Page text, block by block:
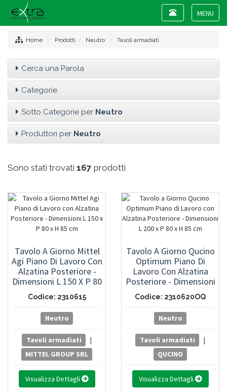
Toggle
Toggle
navigation
Home Prodotti Neutro Tavoli armadiati
Cerca una Parola
Categorie
Sotto Categorie per Neutro
Produttori per Neutro
Sono stati trovati 167 prodotti
Tavolo A Giorno Mittel
Agi Piano Di Lavoro Con
Alzatina Posteriore -
Dimensioni L 150 X P 80
X H 85 Cm
Codice: 2310615
Neutro
Tavoli armadiati
|
MITTEL GROUP SRL
Visualizza Dettagli
Tavolo A Giorno Qucino
Optimum Piano Di
Lavoro Con Alzatina
Posteriore - Dimensioni
L 200 X P 80 X H 85 Cm
Codice: 2310620OQ
Neutro
Tavoli armadiati
|
QUCINO
Visualizza Dettagli